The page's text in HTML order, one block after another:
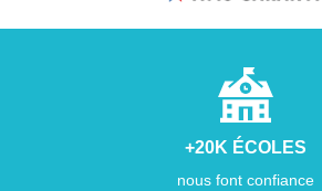
+20K ÉCOLES
nous font confiance